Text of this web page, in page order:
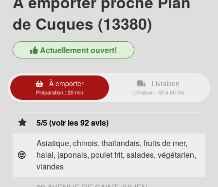
de Cuques (13380)
Actuellement ouvert!
À emporter
Préparation : 20 min
Livraison
Livraison : 45 à 60 mn
5/5 (voir les 92 avis)
Asiatique, chinois, thaïlandais, fruits de mer,
halal, japonais, poulet frit, salades, végétarien,
viandes